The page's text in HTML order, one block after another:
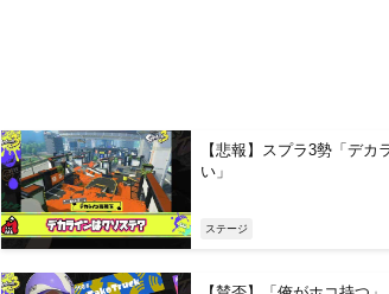
【悲報】スプラ3勢「デ
い」
ステージ